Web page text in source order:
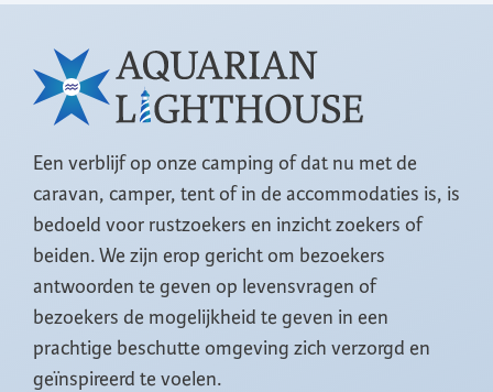
Een verblijf op onze camping of dat nu met de
caravan, camper, tent of in de accommodaties is, is
bedoeld voor rustzoekers en inzicht zoekers of
beiden. We zijn erop gericht om bezoekers
antwoorden te geven op levensvragen of
bezoekers de mogelijkheid te geven in een
prachtige beschutte omgeving zich verzorgd en
geïnspireerd te voelen.